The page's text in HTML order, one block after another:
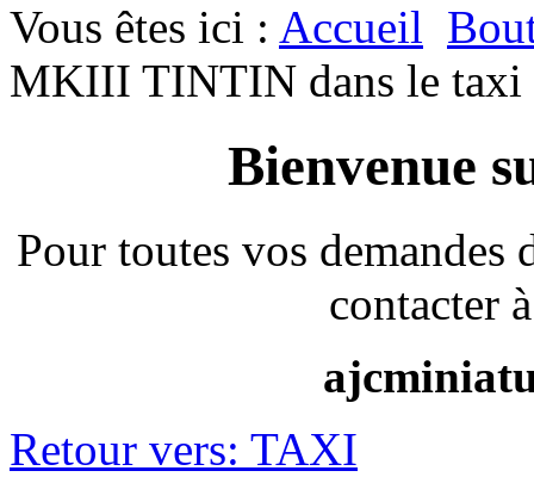
Vous êtes ici : Accueil
MKIII TINTIN dans le taxi
Bienvenue
Pour toutes vos
contacter
Retour vers: TAXI